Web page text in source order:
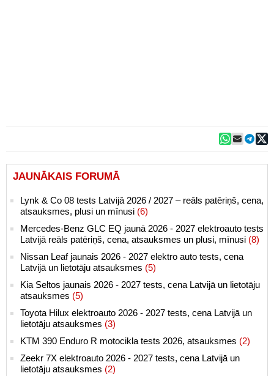
JAUNĀKAIS FORUMĀ
Lynk & Co 08 tests Latvijā 2026 / 2027 – reāls patēriņš, cena,
atsauksmes, plusi un mīnusi (6)
Mercedes-Benz GLC EQ jaunā 2026 - 2027 elektroauto tests
Latvijā reāls patēriņš, cena, atsauksmes un plusi, mīnusi (8)
Nissan Leaf jaunais 2026 - 2027 elektro auto tests, cena
Latvijā un lietotāju atsauksmes (5)
Kia Seltos jaunais 2026 - 2027 tests, cena Latvijā un lietotāju
atsauksmes (5)
Toyota Hilux elektroauto 2026 - 2027 tests, cena Latvijā un
lietotāju atsauksmes (3)
KTM 390 Enduro R motocikla tests 2026, atsauksmes (2)
Zeekr 7X elektroauto 2026 - 2027 tests, cena Latvijā un
lietotāju atsauksmes (2)